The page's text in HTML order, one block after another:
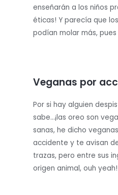
enseñarán a los niños
éticas! Y parecía que
podían molar más, pues
Veganas por
Por si hay alguien
sabe…¡las oreo son
sanas, he dicho
accidente y te avisan
trazas, pero entre sus
origen animal, ouh yeah!